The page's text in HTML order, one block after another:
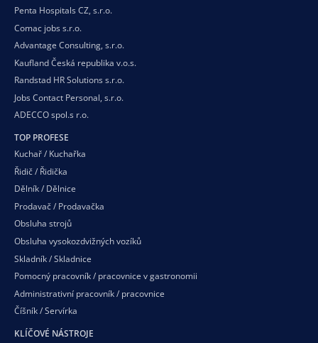
Penta Hospitals CZ, s.r.o.
Comac jobs s.r.o.
Advantage Consulting, s.r.o.
Kaufland Česká republika v.o.s.
Randstad HR Solutions s.r.o.
Jobs Contact Personal, s.r.o.
ADECCO spol.s r.o.
TOP PROFESE
Kuchař / Kuchařka
Řidič / Řidička
Dělník / Dělnice
Prodavač / Prodavačka
Obsluha strojů
Obsluha vysokozdvižných vozíků
Skladník / Skladnice
Pomocný pracovník / pracovnice v gastronomii
Administrativní pracovník / pracovnice
Číšník / Servírka
KLÍČOVÉ NÁSTROJE